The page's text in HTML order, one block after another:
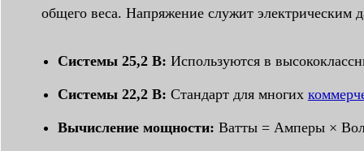
общего веса. Напряжение служит электрическим
Системы 25,2 В: Используются в
Системы 22,2 В: Стандарт для многих
Вычисление мощности: Ватты = Амперы ×